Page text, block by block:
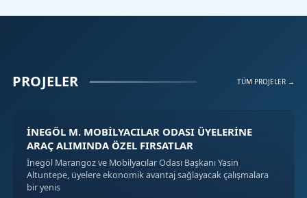
PROJELER TÜM PROJELER →
İNEGÖL M. MOBİLYACILAR ODASI ÜYELERİNE
ARAÇ ALIMINDA ÖZEL FIRSATLAR
İnegöl Marangoz ve Mobilyacılar Odası Başkanı Yasin
Altuntepe, üyelere ekonomik avantaj sağlayacak çalışmalara
bir yenis